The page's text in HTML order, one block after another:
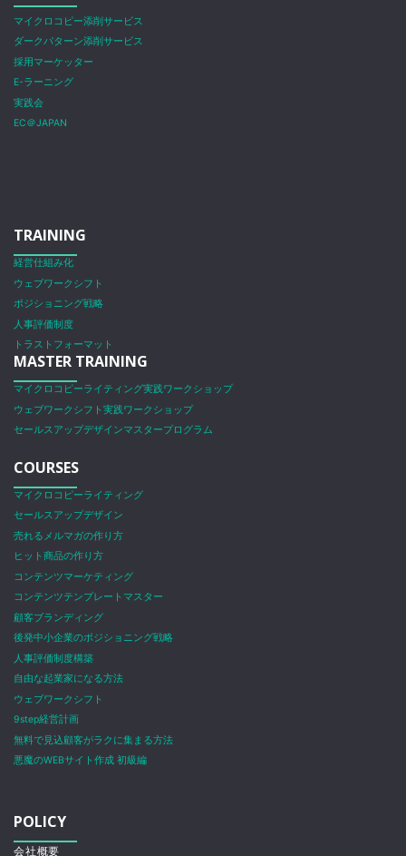
マイクロコピー添削サービス
ダークパターン添削サービス
採用マーケッター
E-ラーニング
実践会
EC＠JAPAN
TRAINING
経営仕組み化
ウェブワークシフト
ポジショニング戦略
人事評価制度
トラストフォーマット
MASTER TRAINING
マイクロコピーライティング実践ワークショップ
ウェブワークシフト実践ワークショップ
セールスアップデザインマスタープログラム
COURSES
マイクロコピーライティング
セールスアップデザイン
売れるメルマガの作り方
ヒット商品の作り方
コンテンツマーケティング
コンテンツテンプレートマスター
顧客ブランディング
後発中小企業のポジショニング戦略
人事評価制度構築
自由な起業家になる方法
ウェブワークシフト
9step経営計画
無料で見込顧客がラクに集まる方法
悪魔のWEBサイト作成 初級編
POLICY
会社概要